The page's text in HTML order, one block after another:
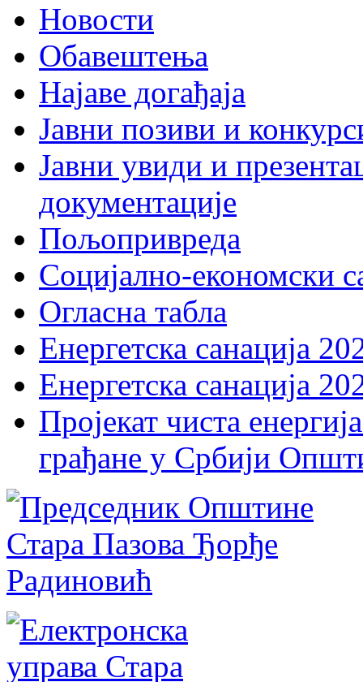
Новости
Обавештења
Најаве догађаја
Јавни позиви и
Јавни увиди и
документације
Пољопривреда
Социјално-економски
Огласна табла
Енергетска санација
Енергетска санација
Пројекат чиста
грађане у Србији